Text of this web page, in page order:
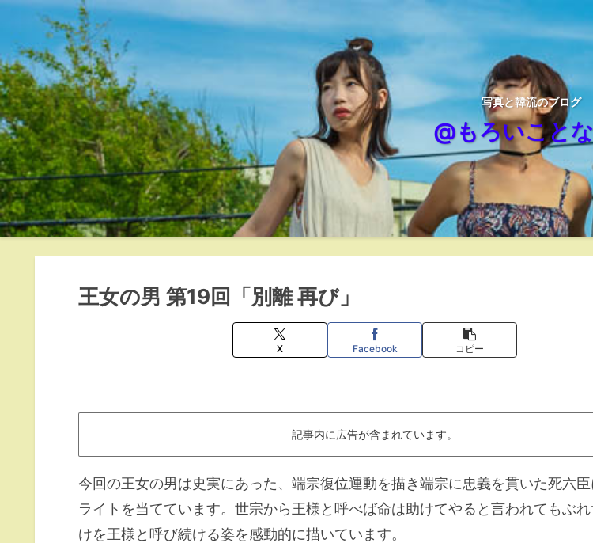
写真と韓流のブログ
@もろいこと
王女の男 第19回「別離 再び」
X Facebook コピー
記事内に広告が含まれています。
今回の王女の男は史実にあった、端宗復位運動を描き端宗に忠義を貫いた死六臣
ライトを当てています。世宗から王様と呼べば命は助けてやると言われてもぶ
けを王様と呼び続ける姿を感動的に描いています。